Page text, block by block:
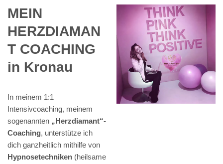
MEIN
HERZDIAMAN
T COACHING
in Kronau
In meinem 1:1
Intensivcoaching, meinem
sogenannten „Herzdiamant“-
Coaching, unterstütze ich
dich ganzheitlich mithilfe von
Hypnosetechniken (heilsame